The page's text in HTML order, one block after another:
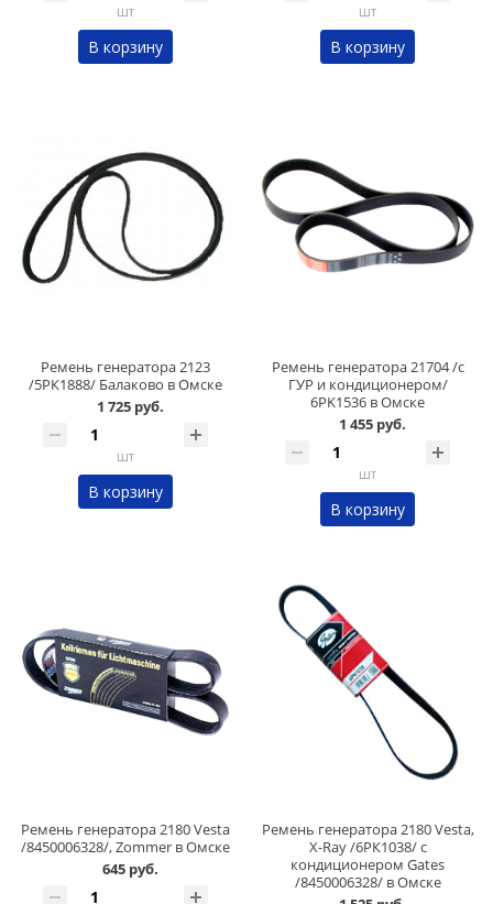
шт
В корзину
шт
В корзину
Ремень генератора 2123
/5РК1888/ Балаково в Омске
1 725 руб.
шт
В корзину
Ремень генератора 21704 /с
ГУР и кондиционером/
6PK1536 в Омске
1 455 руб.
шт
В корзину
Ремень генератора 2180 Vesta
/8450006328/, Zommer в Омске
645 руб.
Ремень генератора 2180 Vesta,
X-Ray /6РК1038/ с
кондиционером Gates
/8450006328/ в Омске